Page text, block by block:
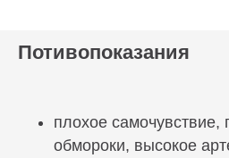
Потивопоказания
плохое самочувствие,
обмороки, высокое